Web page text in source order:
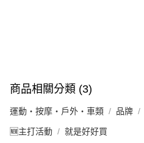
商品相關分類 (3)
運動・按摩・戶外・車類 品牌
🆕主打活動 就是好好買